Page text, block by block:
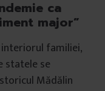
ca
major”
familiei,
statele se
Mădălin